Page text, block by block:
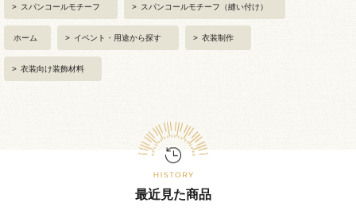
> スパンコールモチーフ > スパンコールモチーフ（縫い付け）
ホーム > イベント・用途から探す > 衣装制作
> 衣装向け装飾材料
最近見た商品